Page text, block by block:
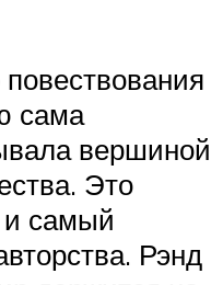
сама
вершиной
Это
и самый
Рэнд